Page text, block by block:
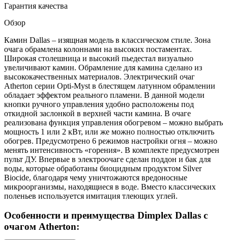
Гарантия качества
Обзор
Камин Dallas – изящная модель в классическом стиле. Зона
очага обрамлена колоннами на высоких постаментах.
Широкая столешница и высокий пьедестал визуально
увеличивают камин. Обрамление для камина сделано из
высококачественных материалов. Электрический очаг
Atherton серии Opti-Myst в блестящем латунном обрамлении
обладает эффектом реального пламени. В данной модели
кнопки ручного управления удобно расположены под
откидной заслонкой в верхней части камина. В очаге
реализована функция управления обогревом – можно выбрать
мощность 1 или 2 кВт, или же можно полностью отключить
обогрев. Предусмотрено 6 режимов настройки огня – можно
менять интенсивность «горения». В комплекте предусмотрен
пульт ДУ. Впервые в электроочаге сделан поддон и бак для
воды, которые обработаны биоцидным продуктом Silver
Biocide, благодаря чему уничтожаются вредоносные
микроорганизмы, находящиеся в воде. Вместо классических
поленьев используется имитация тлеющих углей.
Особенности и преимущества Dimplex Dallas с
очагом Atherton: